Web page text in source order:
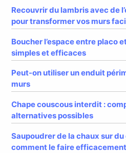
Recouvrir du lambris avec de
pour transformer vos murs
Boucher l’espace entre placo
simples et efficaces
Peut-on utiliser un enduit
murs
Chape couscous interdit :
alternatives possibles
Saupoudrer de la chaux sur
comment le faire efficacement